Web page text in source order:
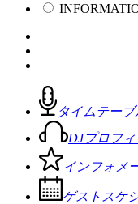
タイムテーブ
DJプロフ
インフォメ
ゲストスケ